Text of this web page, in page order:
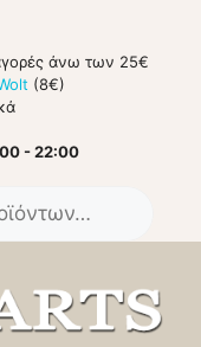
άνω των 25€
(8€)
- 22:00